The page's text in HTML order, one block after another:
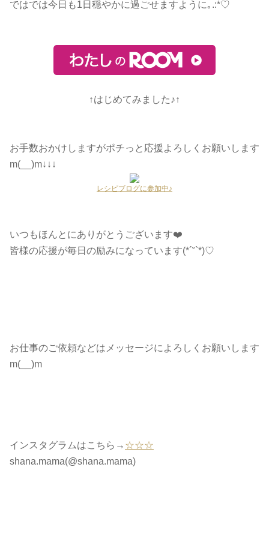
ではでは今日も1日穏やかに過ごせますように｡.:*♡
↑はじめてみました♪↑
お手数おかけしますがポチっと応援よろしくお願いします
m(__)m↓↓↓
レシピブログに参加中♪
いつもほんとにありがとうございます❤️
皆様の応援が毎日の励みになっています(*´˘`*)♡
お仕事のご依頼などはメッセージによろしくお願いします
m(__)m
インスタグラムはこちら→ ☆☆☆
shana.mama(@shana.mama)